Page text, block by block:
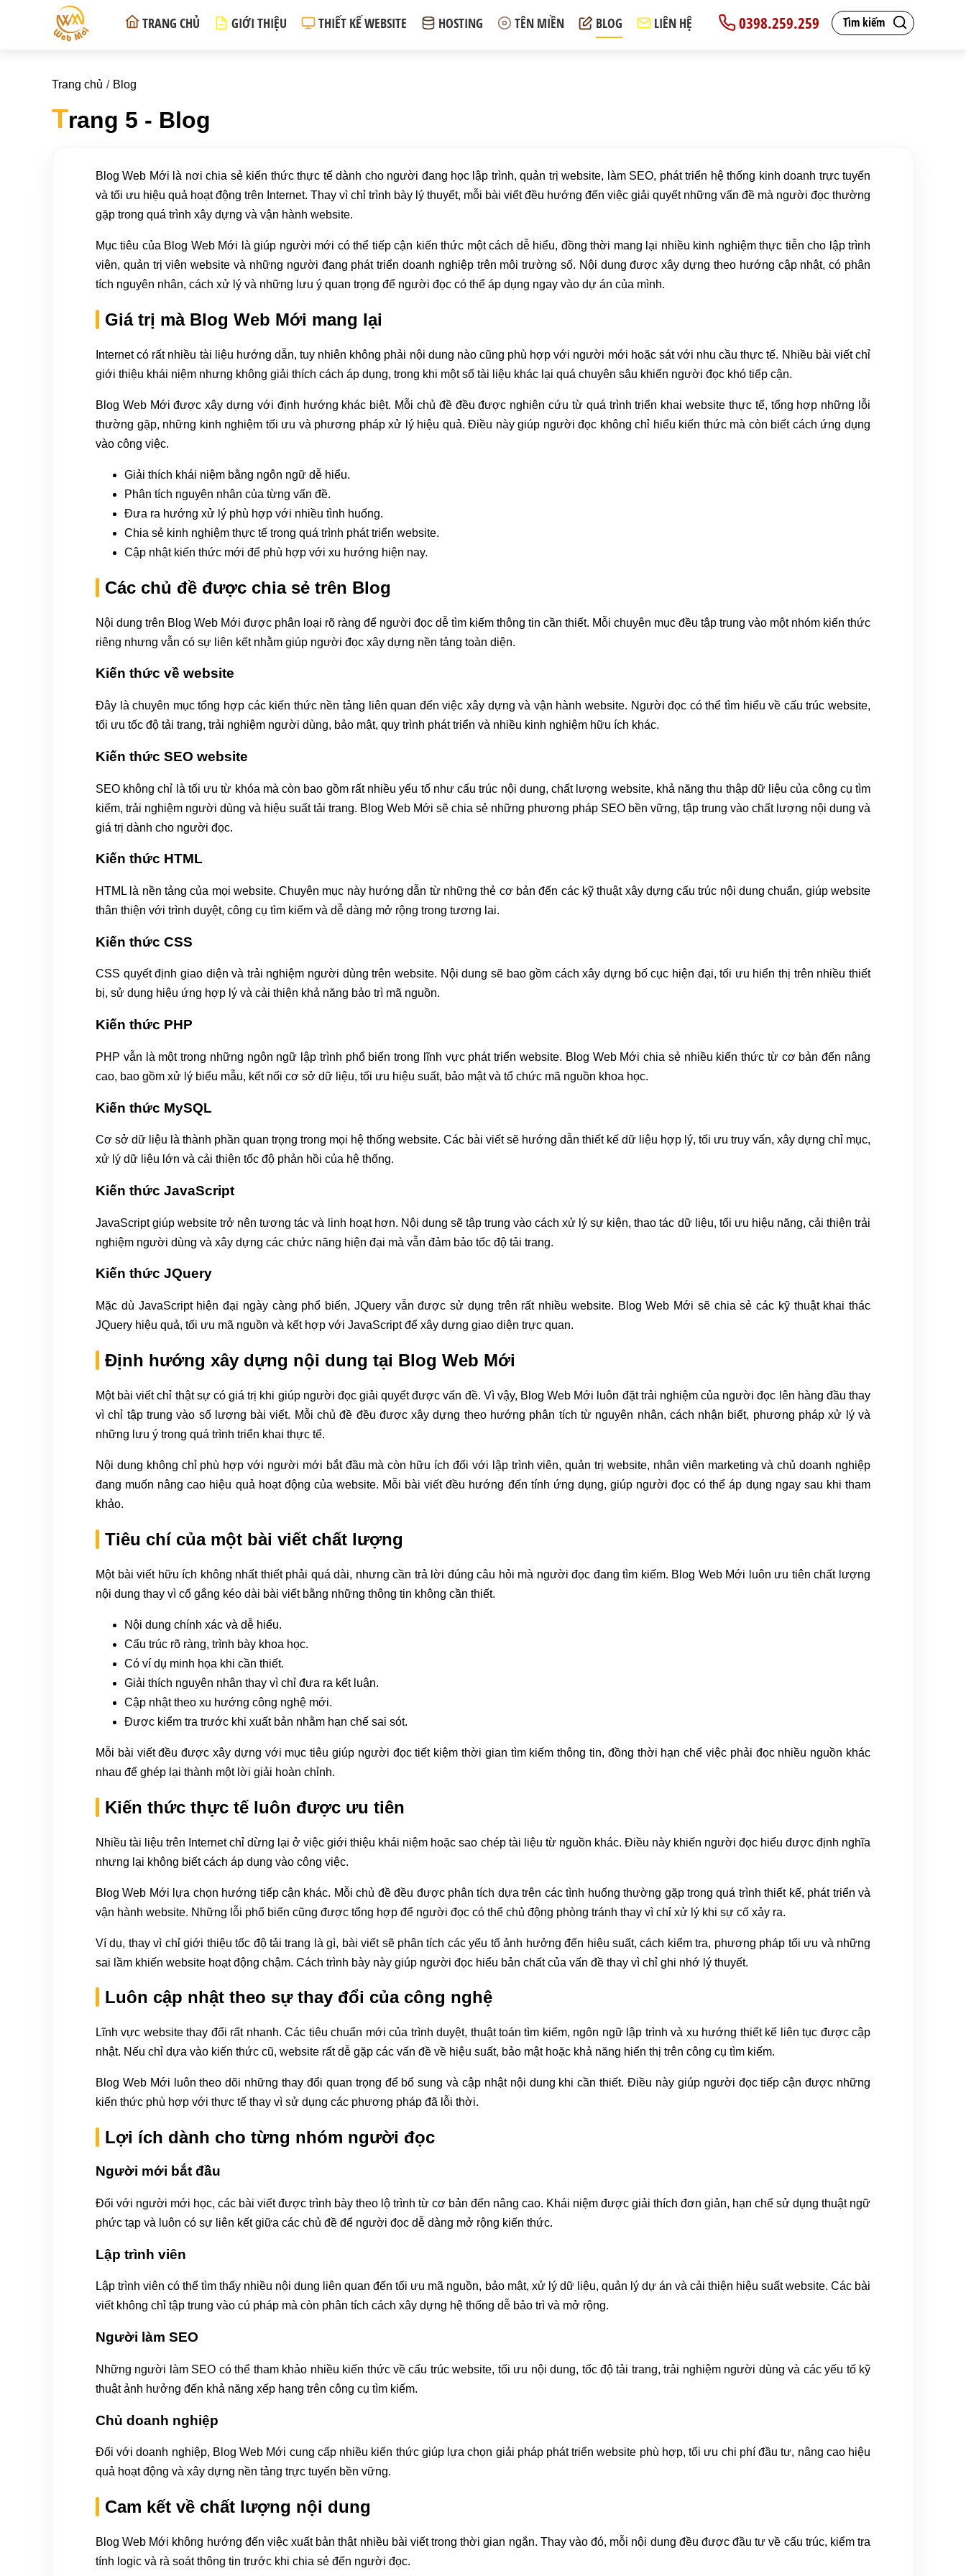
Tìm kiếm
0398.259.259
TRANG CHỦ GIỚI THIỆU THIẾT KẾ WEBSITE HOSTING TÊN MIỀN BLOG LIÊN HỆ
Trang chủ Blog
Trang 5 - Blog
Blog Web Mới là nơi chia sẻ kiến thức thực tế dành cho người đang học lập trình, quản trị website, làm SEO, phát triển hệ thống kinh doanh trực tuyến
và tối ưu hiệu quả hoạt động trên Internet. Thay vì chỉ trình bày lý thuyết, mỗi bài viết đều hướng đến việc giải quyết những vấn đề mà người đọc thường
gặp trong quá trình xây dựng và vận hành website.
Mục tiêu của Blog Web Mới là giúp người mới có thể tiếp cận kiến thức một cách dễ hiểu, đồng thời mang lại nhiều kinh nghiệm thực tiễn cho lập trình
viên, quản trị viên website và những người đang phát triển doanh nghiệp trên môi trường số. Nội dung được xây dựng theo hướng cập nhật, có phân
tích nguyên nhân, cách xử lý và những lưu ý quan trọng để người đọc có thể áp dụng ngay vào dự án của mình.
Giá trị mà Blog Web Mới mang lại
Internet có rất nhiều tài liệu hướng dẫn, tuy nhiên không phải nội dung nào cũng phù hợp với người mới hoặc sát với nhu cầu thực tế. Nhiều bài viết chỉ
giới thiệu khái niệm nhưng không giải thích cách áp dụng, trong khi một số tài liệu khác lại quá chuyên sâu khiến người đọc khó tiếp cận.
Blog Web Mới được xây dựng với định hướng khác biệt. Mỗi chủ đề đều được nghiên cứu từ quá trình triển khai website thực tế, tổng hợp những lỗi
thường gặp, những kinh nghiệm tối ưu và phương pháp xử lý hiệu quả. Điều này giúp người đọc không chỉ hiểu kiến thức mà còn biết cách ứng dụng
vào công việc.
Giải thích khái niệm bằng ngôn ngữ dễ hiểu.
Phân tích nguyên nhân của từng vấn đề.
Đưa ra hướng xử lý phù hợp với nhiều tình huống.
Chia sẻ kinh nghiệm thực tế trong quá trình phát triển website.
Cập nhật kiến thức mới để phù hợp với xu hướng hiện nay.
Các chủ đề được chia sẻ trên Blog
Nội dung trên Blog Web Mới được phân loại rõ ràng để người đọc dễ tìm kiếm thông tin cần thiết. Mỗi chuyên mục đều tập trung vào một nhóm kiến thức
riêng nhưng vẫn có sự liên kết nhằm giúp người đọc xây dựng nền tảng toàn diện.
Kiến thức về website
Đây là chuyên mục tổng hợp các kiến thức nền tảng liên quan đến việc xây dựng và vận hành website. Người đọc có thể tìm hiểu về cấu trúc website,
tối ưu tốc độ tải trang, trải nghiệm người dùng, bảo mật, quy trình phát triển và nhiều kinh nghiệm hữu ích khác.
Kiến thức SEO website
SEO không chỉ là tối ưu từ khóa mà còn bao gồm rất nhiều yếu tố như cấu trúc nội dung, chất lượng website, khả năng thu thập dữ liệu của công cụ tìm
kiếm, trải nghiệm người dùng và hiệu suất tải trang. Blog Web Mới sẽ chia sẻ những phương pháp SEO bền vững, tập trung vào chất lượng nội dung và
giá trị dành cho người đọc.
Kiến thức HTML
HTML là nền tảng của mọi website. Chuyên mục này hướng dẫn từ những thẻ cơ bản đến các kỹ thuật xây dựng cấu trúc nội dung chuẩn, giúp website
thân thiện với trình duyệt, công cụ tìm kiếm và dễ dàng mở rộng trong tương lai.
Kiến thức CSS
CSS quyết định giao diện và trải nghiệm người dùng trên website. Nội dung sẽ bao gồm cách xây dựng bố cục hiện đại, tối ưu hiển thị trên nhiều thiết
bị, sử dụng hiệu ứng hợp lý và cải thiện khả năng bảo trì mã nguồn.
Kiến thức PHP
PHP vẫn là một trong những ngôn ngữ lập trình phổ biến trong lĩnh vực phát triển website. Blog Web Mới chia sẻ nhiều kiến thức từ cơ bản đến nâng
cao, bao gồm xử lý biểu mẫu, kết nối cơ sở dữ liệu, tối ưu hiệu suất, bảo mật và tổ chức mã nguồn khoa học.
Kiến thức MySQL
Cơ sở dữ liệu là thành phần quan trọng trong mọi hệ thống website. Các bài viết sẽ hướng dẫn thiết kế dữ liệu hợp lý, tối ưu truy vấn, xây dựng chỉ mục,
xử lý dữ liệu lớn và cải thiện tốc độ phản hồi của hệ thống.
Kiến thức JavaScript
JavaScript giúp website trở nên tương tác và linh hoạt hơn. Nội dung sẽ tập trung vào cách xử lý sự kiện, thao tác dữ liệu, tối ưu hiệu năng, cải thiện trải
nghiệm người dùng và xây dựng các chức năng hiện đại mà vẫn đảm bảo tốc độ tải trang.
Kiến thức JQuery
Mặc dù JavaScript hiện đại ngày càng phổ biến, JQuery vẫn được sử dụng trên rất nhiều website. Blog Web Mới sẽ chia sẻ các kỹ thuật khai thác
JQuery hiệu quả, tối ưu mã nguồn và kết hợp với JavaScript để xây dựng giao diện trực quan.
Định hướng xây dựng nội dung tại Blog Web Mới
Một bài viết chỉ thật sự có giá trị khi giúp người đọc giải quyết được vấn đề. Vì vậy, Blog Web Mới luôn đặt trải nghiệm của người đọc lên hàng đầu thay
vì chỉ tập trung vào số lượng bài viết. Mỗi chủ đề đều được xây dựng theo hướng phân tích từ nguyên nhân, cách nhận biết, phương pháp xử lý và
những lưu ý trong quá trình triển khai thực tế.
Nội dung không chỉ phù hợp với người mới bắt đầu mà còn hữu ích đối với lập trình viên, quản trị website, nhân viên marketing và chủ doanh nghiệp
đang muốn nâng cao hiệu quả hoạt động của website. Mỗi bài viết đều hướng đến tính ứng dụng, giúp người đọc có thể áp dụng ngay sau khi tham
khảo.
Tiêu chí của một bài viết chất lượng
Một bài viết hữu ích không nhất thiết phải quá dài, nhưng cần trả lời đúng câu hỏi mà người đọc đang tìm kiếm. Blog Web Mới luôn ưu tiên chất lượng
nội dung thay vì cố gắng kéo dài bài viết bằng những thông tin không cần thiết.
Nội dung chính xác và dễ hiểu.
Cấu trúc rõ ràng, trình bày khoa học.
Có ví dụ minh họa khi cần thiết.
Giải thích nguyên nhân thay vì chỉ đưa ra kết luận.
Cập nhật theo xu hướng công nghệ mới.
Được kiểm tra trước khi xuất bản nhằm hạn chế sai sót.
Mỗi bài viết đều được xây dựng với mục tiêu giúp người đọc tiết kiệm thời gian tìm kiếm thông tin, đồng thời hạn chế việc phải đọc nhiều nguồn khác
nhau để ghép lại thành một lời giải hoàn chỉnh.
Kiến thức thực tế luôn được ưu tiên
Nhiều tài liệu trên Internet chỉ dừng lại ở việc giới thiệu khái niệm hoặc sao chép tài liệu từ nguồn khác. Điều này khiến người đọc hiểu được định nghĩa
nhưng lại không biết cách áp dụng vào công việc.
Blog Web Mới lựa chọn hướng tiếp cận khác. Mỗi chủ đề đều được phân tích dựa trên các tình huống thường gặp trong quá trình thiết kế, phát triển và
vận hành website. Những lỗi phổ biến cũng được tổng hợp để người đọc có thể chủ động phòng tránh thay vì chỉ xử lý khi sự cố xảy ra.
Ví dụ, thay vì chỉ giới thiệu tốc độ tải trang là gì, bài viết sẽ phân tích các yếu tố ảnh hưởng đến hiệu suất, cách kiểm tra, phương pháp tối ưu và những
sai lầm khiến website hoạt động chậm. Cách trình bày này giúp người đọc hiểu bản chất của vấn đề thay vì chỉ ghi nhớ lý thuyết.
Luôn cập nhật theo sự thay đổi của công nghệ
Lĩnh vực website thay đổi rất nhanh. Các tiêu chuẩn mới của trình duyệt, thuật toán tìm kiếm, ngôn ngữ lập trình và xu hướng thiết kế liên tục được cập
nhật. Nếu chỉ dựa vào kiến thức cũ, website rất dễ gặp các vấn đề về hiệu suất, bảo mật hoặc khả năng hiển thị trên công cụ tìm kiếm.
Blog Web Mới luôn theo dõi những thay đổi quan trọng để bổ sung và cập nhật nội dung khi cần thiết. Điều này giúp người đọc tiếp cận được những
kiến thức phù hợp với thực tế thay vì sử dụng các phương pháp đã lỗi thời.
Lợi ích dành cho từng nhóm người đọc
Người mới bắt đầu
Đối với người mới học, các bài viết được trình bày theo lộ trình từ cơ bản đến nâng cao. Khái niệm được giải thích đơn giản, hạn chế sử dụng thuật ngữ
phức tạp và luôn có sự liên kết giữa các chủ đề để người đọc dễ dàng mở rộng kiến thức.
Lập trình viên
Lập trình viên có thể tìm thấy nhiều nội dung liên quan đến tối ưu mã nguồn, bảo mật, xử lý dữ liệu, quản lý dự án và cải thiện hiệu suất website. Các bài
viết không chỉ tập trung vào cú pháp mà còn phân tích cách xây dựng hệ thống dễ bảo trì và mở rộng.
Người làm SEO
Những người làm SEO có thể tham khảo nhiều kiến thức về cấu trúc website, tối ưu nội dung, tốc độ tải trang, trải nghiệm người dùng và các yếu tố kỹ
thuật ảnh hưởng đến khả năng xếp hạng trên công cụ tìm kiếm.
Chủ doanh nghiệp
Đối với doanh nghiệp, Blog Web Mới cung cấp nhiều kiến thức giúp lựa chọn giải pháp phát triển website phù hợp, tối ưu chi phí đầu tư, nâng cao hiệu
quả hoạt động và xây dựng nền tảng trực tuyến bền vững.
Cam kết về chất lượng nội dung
Blog Web Mới không hướng đến việc xuất bản thật nhiều bài viết trong thời gian ngắn. Thay vào đó, mỗi nội dung đều được đầu tư về cấu trúc, kiểm tra
tính logic và rà soát thông tin trước khi chia sẻ đến người đọc.